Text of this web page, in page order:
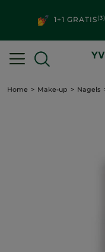
1+1 GRATIS(3)
Home Make-up Nagels